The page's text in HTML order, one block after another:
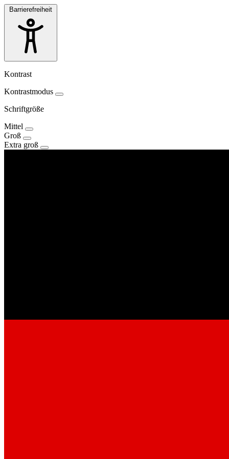
Barrierefreiheit
Kontrast
Kontrastmodus
Schriftgröße
Mittel
Groß
Extra groß